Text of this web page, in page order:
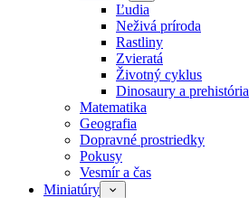
Ľudia
Neživá príroda
Rastliny
Zvieratá
Životný cyklus
Dinosaury a prehistória
Matematika
Geografia
Dopravné prostriedky
Pokusy
Vesmír a čas
Miniatúry